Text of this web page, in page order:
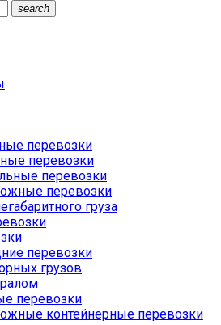
search
перевозки
перевозки
перевозки
перевозки
груза
перевозки
грузов
перевозки
контейнерные перевозки